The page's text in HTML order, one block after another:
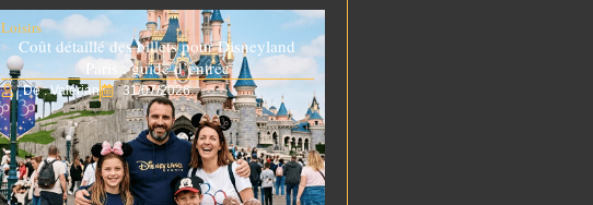
Loisirs
Coût détaillé des billets pour Disneyland
Paris : guide d’entrée
De : Valérian 31/07/2026